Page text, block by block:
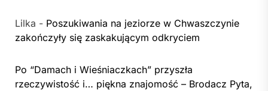
Lilka - Poszukiwania na jeziorze w Chwaszczynie
zakończyły się zaskakującym odkryciem
Po “Damach i Wieśniaczkach” przyszła
rzeczywistość i… piękna znajomość – Brodacz Pyta,